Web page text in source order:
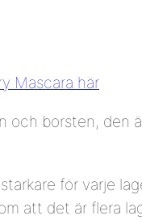
Mascara här
och borsten, den
för varje
att det är flera